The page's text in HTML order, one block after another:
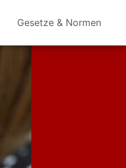
Gesetze & Normen